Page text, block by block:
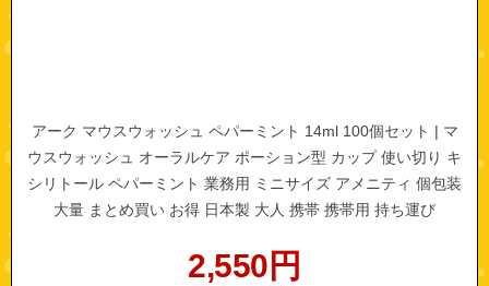
アーク マウスウォッシュ ペパーミント 14ml 100個セット | マ
ウスウォッシュ オーラルケア ポーション型 カップ 使い切り キ
シリトール ペパーミント 業務用 ミニサイズ アメニティ 個包装
大量 まとめ買い お得 日本製 大人 携帯 携帯用 持ち運び
2,550 円